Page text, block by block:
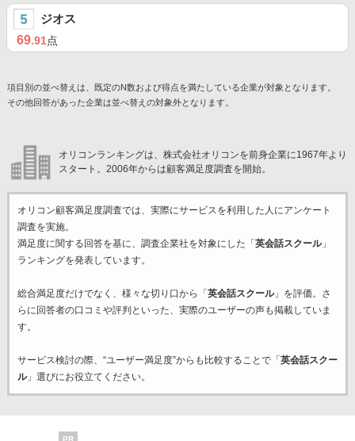
ジオス
69.91点
項目別の並べ替えは、既定のN数および得点を満たしている企業が対象となります。
その他回答があった企業は並べ替えの対象外となります。
オリコンランキングは、株式会社オリコンを前身企業に1967年より
スタート。2006年からは顧客満足度調査を開始。
オリコン顧客満足度調査では、実際にサービスを利用した 人にアンケート
調査を実施。
満足度に関する回答を基に、調査企業社を対象にした「 英会話スクール」
ランキングを発表しています。
総合満足度だけでなく、様々な切り口から「 英会話スクール」を評価。さ
らに回答者の口コミや評判といった、実際のユーザーの声も掲載していま
す。
サービス検討の際、“ユーザー満足度”からも比較することで「 英会話スクー
ル」選びにお役立てください。
PR